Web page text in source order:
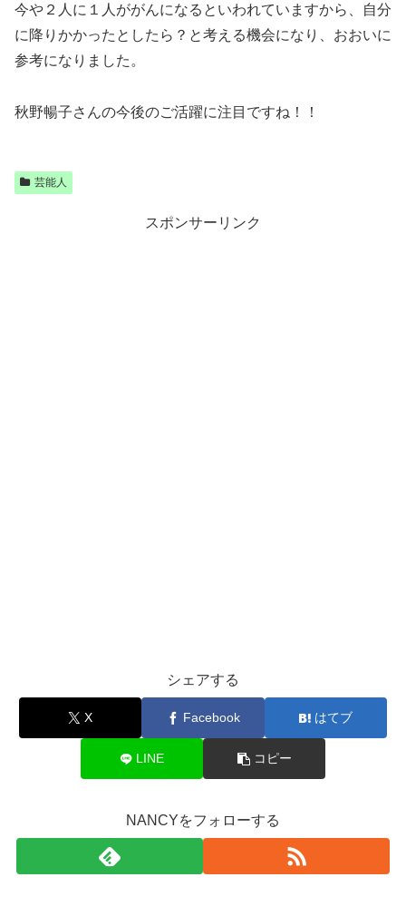
今や２人に１人ががんになるといわれていますから、自分
に降りかかったとしたら？と考える機会になり、おおいに
参考になりました。
秋野暢子さんの今後のご活躍に注目ですね！！
芸能人
スポンサーリンク
シェアする
X Facebook はてブ
LINE コピー
NANCYをフォローする